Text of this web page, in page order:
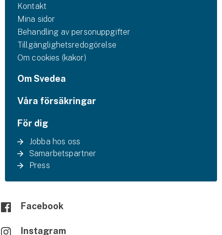
Kontakt
Mina sidor
Behandling av personuppgifter
Tillgänglighetsredogörelse
Om cookies (kakor)
Om Svedea
Våra försäkringar
För dig
Jobba hos oss
Samarbetspartner
Press
Facebook
Instagram